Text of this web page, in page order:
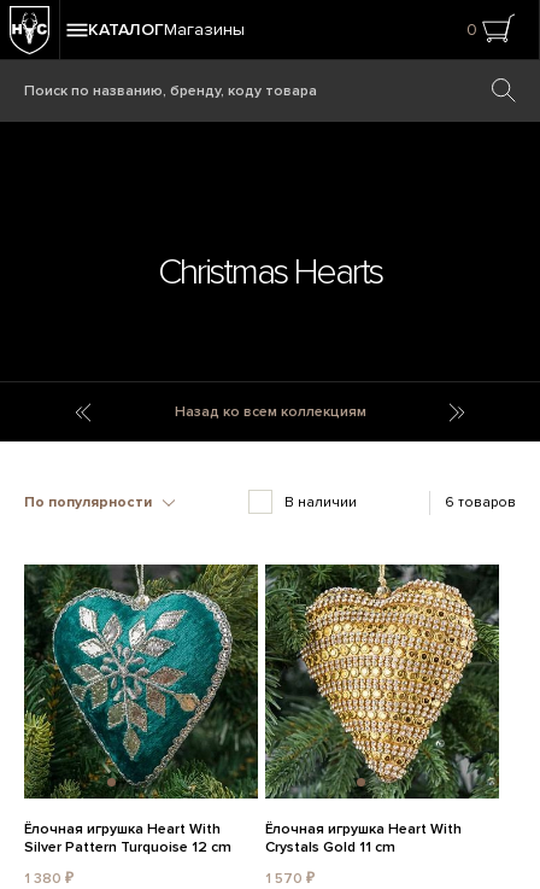
КАТАЛОГМагазины 0
Christmas Hearts
Christmas Figurine With Lights
Назад ко всем коллекциям
По популярности В наличии 6 товаров
Ёлочная игрушка Heart With
Silver Pattern Turquoise 12 cm
1 380 ₽
Ёлочная игрушка Heart With
Crystals Gold 11 cm
1 570 ₽